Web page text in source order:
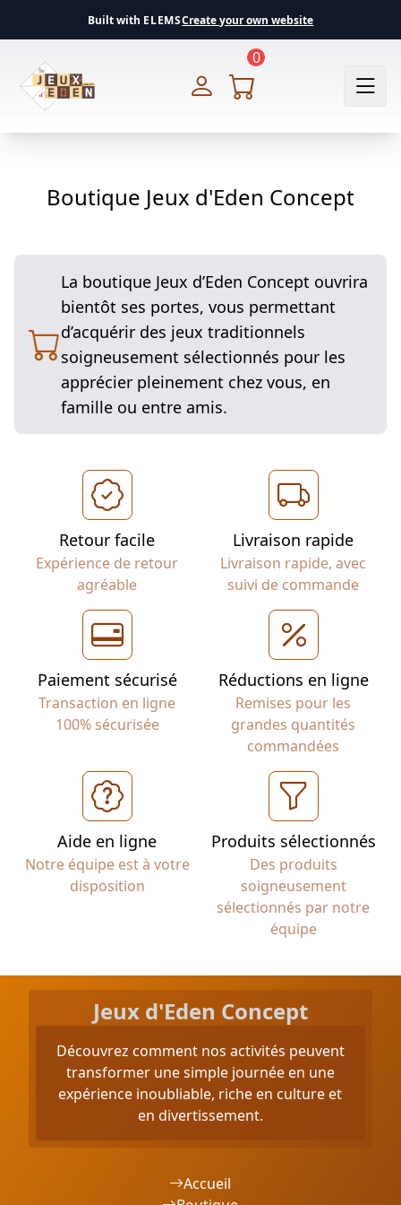
Built with ELEMSCreate your own website
0
Boutique Jeux d'Eden Concept
La boutique Jeux d’Eden Concept ouvrira
bientôt ses portes, vous permettant
d’acquérir des jeux traditionnels
soigneusement sélectionnés pour les
apprécier pleinement chez vous, en
famille ou entre amis.
Retour facile
Expérience de retour
agréable
Livraison rapide
Livraison rapide, avec
suivi de commande
Paiement sécurisé
Transaction en ligne
100% sécurisée
Réductions en ligne
Remises pour les
grandes quantités
commandées
Aide en ligne
Notre équipe est à votre
disposition
Produits sélectionnés
Des produits
soigneusement
sélectionnés par notre
équipe
Jeux d'Eden Concept
Découvrez comment nos activités peuvent
transformer une simple journée en une
expérience inoubliable, riche en culture et
en divertissement.
Accueil